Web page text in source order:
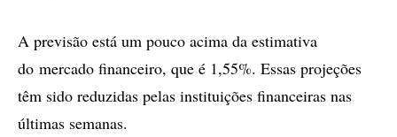
A previsão está um pouco acima da estimativa
do mercado financeiro, que é 1,55%. Essas projeções
têm sido reduzidas pelas instituições financeiras nas
últimas semanas.